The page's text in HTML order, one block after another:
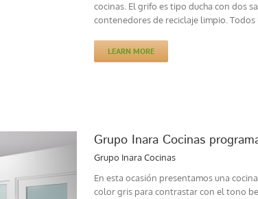
cocinas. El grifo es tipo ducha con dos
contenedores de reciclaje limpio.
LEARN MORE
Grupo Inara Cocinas
Grupo Inara Cocinas
En esta ocasión presentamos una
color gris para contrastar con el tono